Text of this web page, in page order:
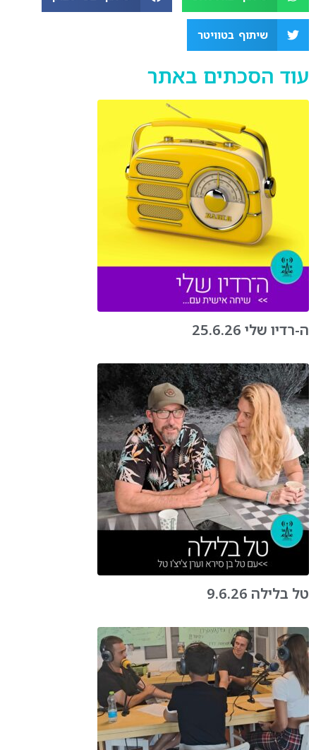
EMBED
שיתוף בטוויטר
עוד הסכתים באתר
ה-רדיו שלי 25.6.26
טל בלילה 9.6.26